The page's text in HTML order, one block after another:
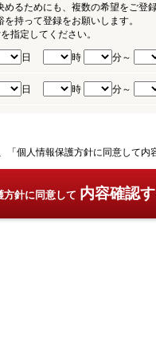
るためにも、複数の希望をご登録
持って登録をお願いします。
指定してください。
日 時 分～
日 時 分～
「個人情報保護方針に同意して
方針に同意して 内容確認